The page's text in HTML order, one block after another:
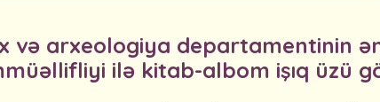
və arxeologiya departamentinin
ilə kitab-albom işıq üzü